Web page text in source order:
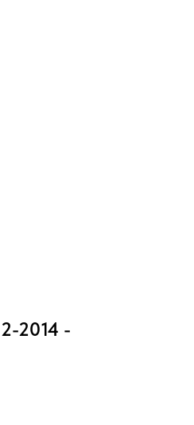
2014 -